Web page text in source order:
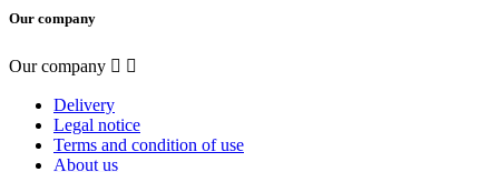
Our company
Our company  
Delivery
Legal notice
Terms and condition of use
About us